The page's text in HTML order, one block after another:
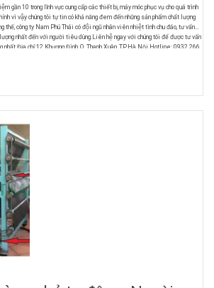
gần 10 trong lĩnh vực cung cấp các thiết bị, máy móc phục vụ cho quá trình
vì vậy chúng tôi tự tin có khả năng đem đến những sản phẩm chất lượng
thế, công ty Nam Phú Thái có đội ngũ nhân viên nhiệt tình chu đáo, tư vấn
nhất đến với người tiêu dùng.Liên hệ ngay với chúng tôi để được tư vấn
nhất.Địa chỉ:12 Khương Đình, Q. Thanh Xuân, TP.Hà Nội Hotline: 0932 266